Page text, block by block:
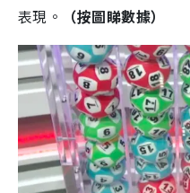
表現。
（按圖睇數據）